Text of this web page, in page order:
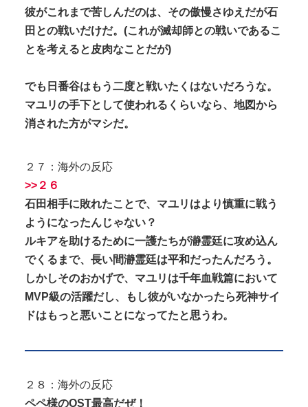
彼がこれまで苦しんだのは、その傲慢さゆえだが石
田との戦いだけだ。(これが滅却師との戦いであるこ
とを考えると皮肉なことだが)
でも日番谷はもう二度と戦いたくはないだろうな。
マユリの手下として使われるくらいなら、地図から
消された方がマシだ。
２７：海外の反応
>>２６
石田相手に敗れたことで、マユリはより慎重に戦う
ようになったんじゃない？
ルキアを助けるために一護たちが瀞霊廷に攻め込ん
でくるまで、長い間瀞霊廷は平和だったんだろう。
しかしそのおかげで、マユリは千年血戦篇において
MVP級の活躍だし、もし彼がいなかったら死神サイ
ドはもっと悪いことになってたと思うわ。
２８：海外の反応
ペペ様のOST最高だぜ！